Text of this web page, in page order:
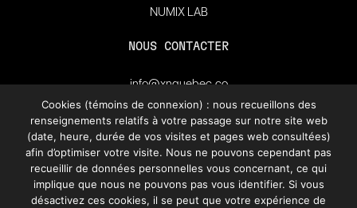
NUMIX LAB
NOUS CONTACTER
info@xnquebec.co
Salle de presse
FAQ
Inscrivez-vous à
l'infolettre de XN Québec.
Cookies (témoins de connexion) : nous recueillons des
renseignements relatifs à votre passage sur notre site web
(date, heure, durée de vos visites et pages web consultées)
afin d’optimiser votre visite. Nous ne pouvons cependant pas
recueillir de données personnelles vous concernant, ce qui
implique que nous ne pouvons pas vous identifier. Si vous
désactivez ces cookies, il se peut que votre expérience de